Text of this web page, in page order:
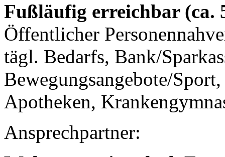
Fußläufig erreichbar (ca.
Öffentlicher
tägl. Bedarfs, Bank/
Bewegungsangebote/
Apotheken,
Ansprechpartner: